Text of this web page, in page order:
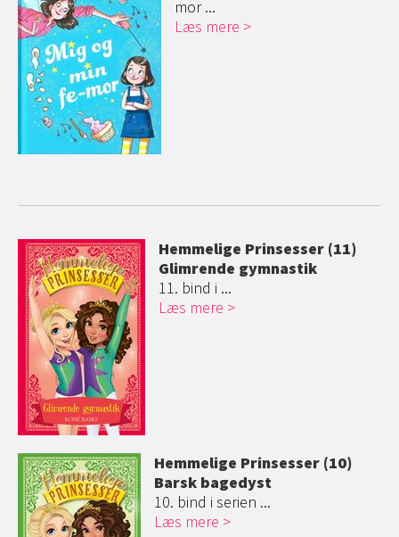
mor ...
Læs mere
Hemmelige Prinsesser (11)
Glimrende gymnastik
11. bind i ...
Læs mere
Hemmelige Prinsesser (10)
Barsk bagedyst
10. bind i serien ...
Læs mere